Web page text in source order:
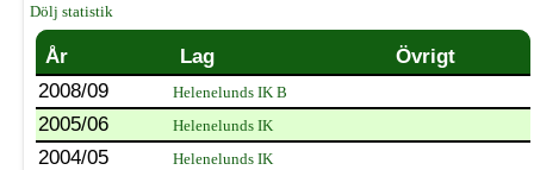
Dölj statistik
År Lag
Övrigt
2008/09
Helenelunds IK B
2005/06 Helenelunds IK
2004/05 Helenelunds IK